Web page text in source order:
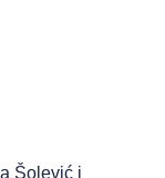
Šolević i